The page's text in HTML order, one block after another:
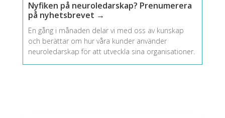
Nyfiken på neuroledarskap? Prenumerera
på nyhetsbrevet →
En gång i månaden delar vi med oss av kunskap
och berättar om hur våra kunder använder
neuroledarskap för att utveckla sina organisationer.